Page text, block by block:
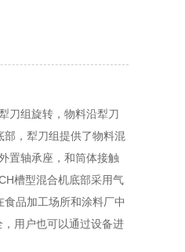
刀组旋转，物料沿犁刀
，犁刀组提供了物料混
置轴承座，和筒体接触
槽型混合机底部采用气
品加工场所和涂料厂中
用户也可以通过设备进